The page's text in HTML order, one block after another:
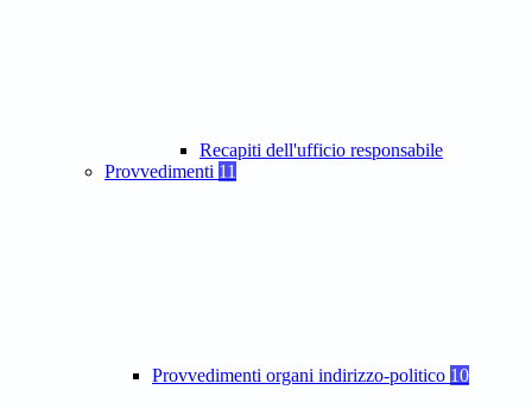
Recapiti dell'ufficio responsabile
Provvedimenti 11
Provvedimenti organi indirizzo-politico 10